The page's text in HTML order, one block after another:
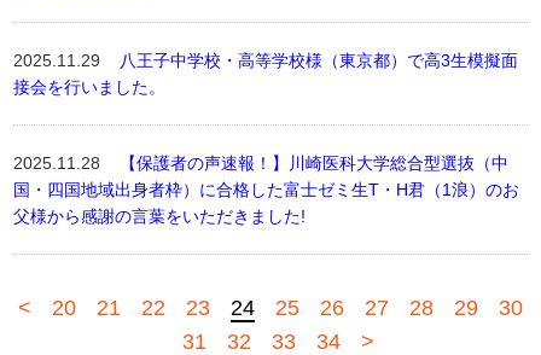
2025.11.29
八王子中学校・高等学校様（東京都）で高3生模擬面
接会を行いました。
2025.11.28
【保護者の声速報！】川崎医科大学総合型選抜（中
国・四国地域出身者枠）に合格した富士ゼミ生T・H君（1浪）のお
父様から感謝の言葉をいただきました!
< 20 21 22 23 24 25 26 27 28 29
30
31
32 33 34 >